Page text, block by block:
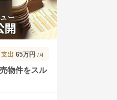
支出 65万円 /月
物件をスル